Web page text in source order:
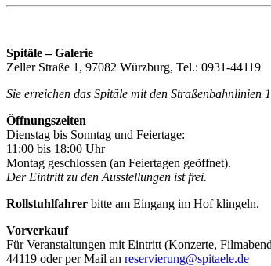
Spitäle – Galerie
Zeller Straße 1, 97082 Würzburg, Tel.: 0931-44119
Sie erreichen das Spitäle mit den Straßenbahnlinien
Öffnungszeiten
Dienstag bis Sonntag und Feiertage:
11:00 bis 18:00 Uhr
Montag geschlossen (an Feiertagen geöffnet).
Der Eintritt zu den Ausstellungen ist frei.
Rollstuhlfahrer bitte am Eingang im Hof klingeln.
Vorverkauf
Für Veranstaltungen mit Eintritt (Konzerte,
44119 oder per Mail an reservierung@spitaele.de